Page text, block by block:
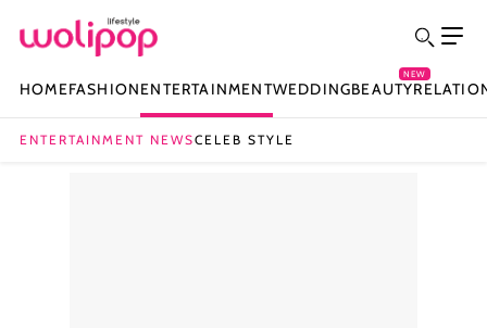
HOMEFASHIONENTERTAINMENTWEDDINGBEAUTY
NEW
ENTERTAINMENT NEWSCELEB STYLE